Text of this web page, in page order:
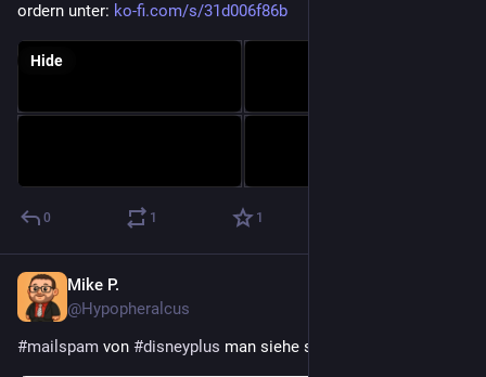
ordern unter: ko-fi.com/s/31d006f86b
Hide
0 1 1
Mike P.
@Hypopheralcus
#mailspam von #disneyplus man siehe sich die Straße an. 🤣